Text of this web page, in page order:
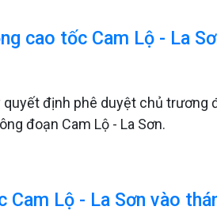
cao tốc Cam Lộ - La
định phê duyệt chủ trương
đoạn Cam Lộ - La Sơn.
Lộ - La Sơn vào